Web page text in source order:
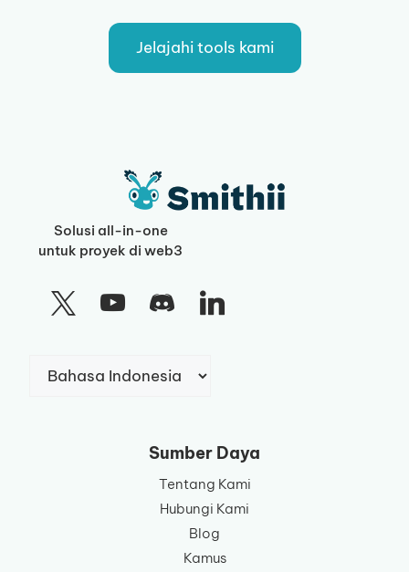
Jelajahi tools kami
Solusi all-in-one
untuk proyek di web3
sebuah
Sumber Daya
Tentang Kami
Hubungi Kami
Blog
Kamus